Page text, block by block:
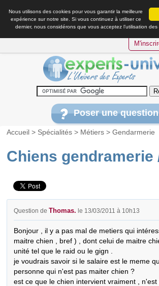
Nous utilisons des cookies pour vous garantir la meilleure
expérience sur notre site. Si vous continuez à utiliser ce
dernier, nous considérons que vous acceptez l’utilisation des
Poser une question
Accueil > Spécialités > Métiers >Gendarmerie
Chiens gendramerie
Question deThomas. le 13/03/2011 à 10h13
Bonjour , il y a pas mal de metiers qui
maitre chien , bref ) , dont celui de maitre
unité tel que le raid ou le gign .
je voudrais savoir si le salaire est le meme
personne qui n'est pas maiter chien ?
est ce que le chien intervient vraiment ,